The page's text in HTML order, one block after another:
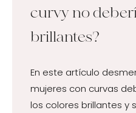
curvy no
brillantes?
En este artículo
mujeres con curvas
los colores brillantes y